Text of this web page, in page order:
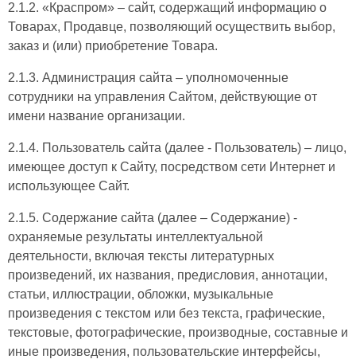
2.1.2. «Краспром» – сайт, содержащий информацию о
Товарах, Продавце, позволяющий осуществить выбор,
заказ и (или) приобретение Товара.
2.1.3. Администрация сайта – уполномоченные
сотрудники на управления Сайтом, действующие от
имени название организации.
2.1.4. Пользователь сайта (далее ‑ Пользователь) – лицо,
имеющее доступ к Сайту, посредством сети Интернет и
использующее Сайт.
2.1.5. Содержание сайта (далее – Содержание) -
охраняемые результаты интеллектуальной
деятельности, включая тексты литературных
произведений, их названия, предисловия, аннотации,
статьи, иллюстрации, обложки, музыкальные
произведения с текстом или без текста, графические,
текстовые, фотографические, производные, составные и
иные произведения, пользовательские интерфейсы,